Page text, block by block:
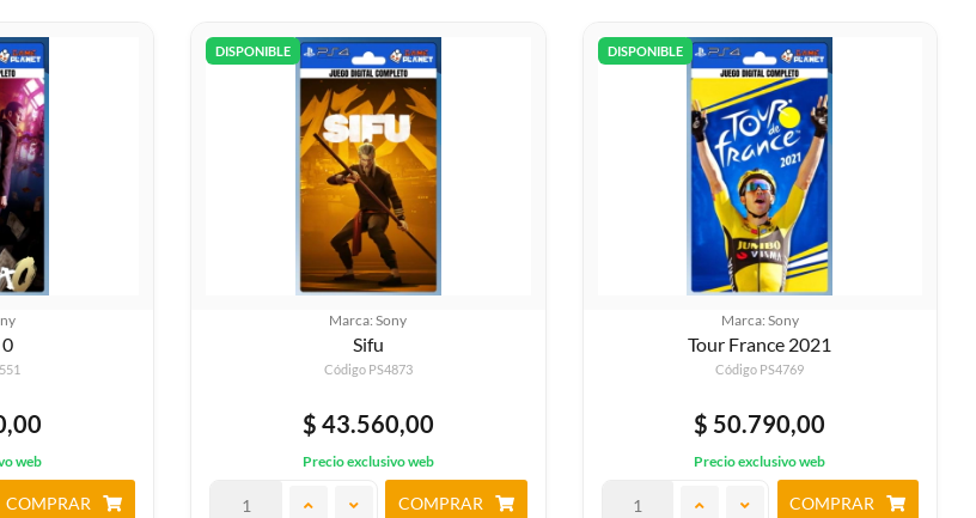
$ 43.560,00
Precio exclusivo web
COMPRAR
DISPONIBLE
$ 50.790,00
Precio exclusivo web
COMPRAR
DISPONIBLE
Shenmue 1 Y 2
$ 58.080,00
Precio exclusivo web
COMPRAR